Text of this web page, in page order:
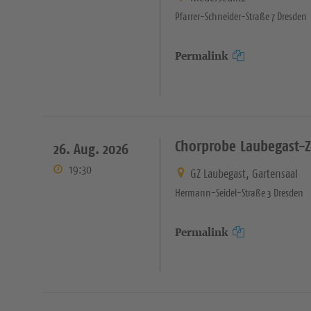
Pfarrer-Schneider-Straße 7 Dresden
Permalink
26. Aug. 2026
19:30
Chorprobe Laubegast-
GZ Laubegast, Gartensaal
Hermann-Seidel-Straße 3 Dresden
Permalink